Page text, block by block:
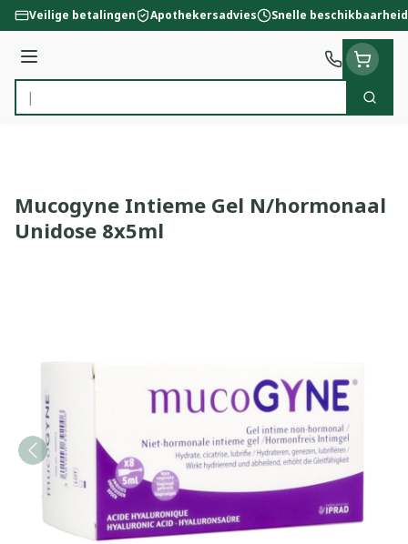
Ga naar de inhoud
Veilige betalingen Apothekersadvies Snelle beschikbaarheid
Menu
Product, merk, categorie...
Zoek
Mucogyne Intieme Gel N/hormonaal
Unidose 8x5ml